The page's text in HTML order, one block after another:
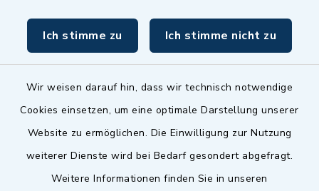
Ich stimme zu Ich stimme nicht zu
Wir weisen darauf hin, dass wir technisch notwendige
Cookies einsetzen, um eine optimale Darstellung unserer
Website zu ermöglichen. Die Einwilligung zur Nutzung
weiterer Dienste wird bei Bedarf gesondert abgefragt.
Weitere Informationen finden Sie in unseren
inixmedia GmbH
Barrierefreiheit